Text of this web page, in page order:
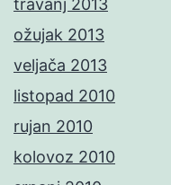
travanj 2013
ožujak 2013
veljača 2013
listopad 2010
rujan 2010
kolovoz 2010